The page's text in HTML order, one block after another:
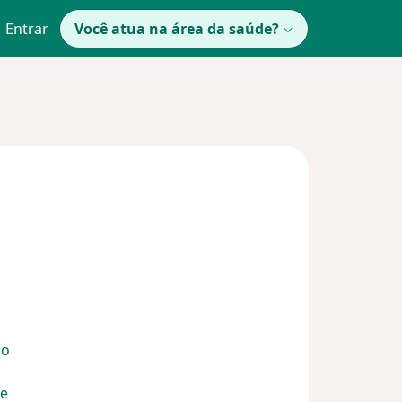
Entrar Você atua na área da saúde?